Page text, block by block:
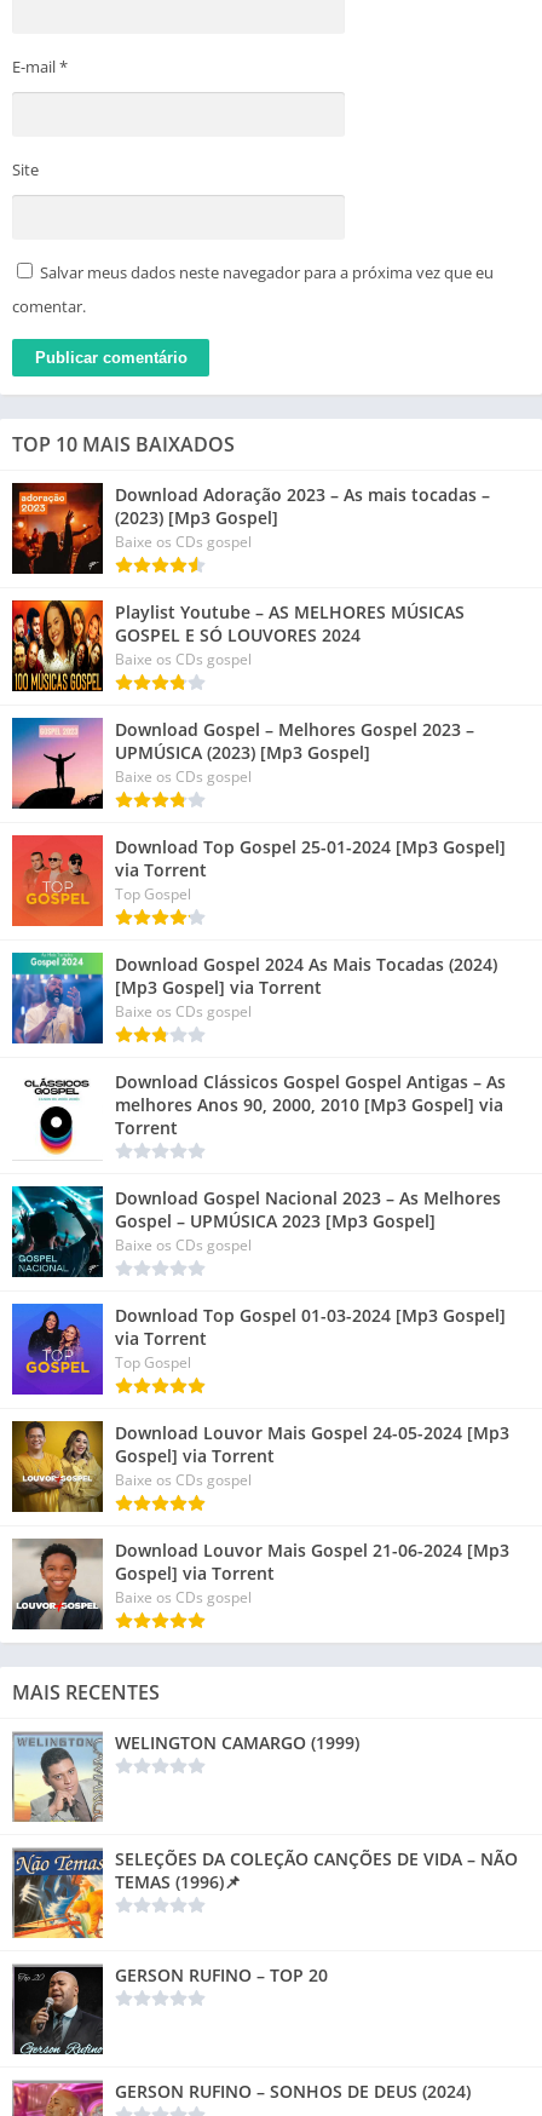
E-mail*
Site
Salvar meus dados neste navegador para a próxima vez que eu
comentar.
TOP 10 MAIS BAIXADOS
Download Adoração 2023 – As mais tocadas –
(2023) [Mp3 Gospel]
Baixe os CDs gospel
Playlist Youtube – AS MELHORES MÚSICAS
GOSPEL E SÓ LOUVORES 2024
Baixe os CDs gospel
Download Gospel – Melhores Gospel 2023 –
UPMÚSICA (2023) [Mp3 Gospel]
Baixe os CDs gospel
Download Top Gospel 25-01-2024 [Mp3 Gospel]
via Torrent
Top Gospel
Download Gospel 2024 As Mais Tocadas (2024)
[Mp3 Gospel] via Torrent
Baixe os CDs gospel
Download Clássicos Gospel Gospel Antigas – As
melhores Anos 90, 2000, 2010 [Mp3 Gospel] via
Torrent
Download Gospel Nacional 2023 – As Melhores
Gospel – UPMÚSICA 2023 [Mp3 Gospel]
Baixe os CDs gospel
Download Top Gospel 01-03-2024 [Mp3 Gospel]
via Torrent
Top Gospel
Download Louvor Mais Gospel 24-05-2024 [Mp3
Gospel] via Torrent
Baixe os CDs gospel
Download Louvor Mais Gospel 21-06-2024 [Mp3
Gospel] via Torrent
Baixe os CDs gospel
MAIS RECENTES
WELINGTON CAMARGO (1999)
SELEÇÕES DA COLEÇÃO CANÇÕES DE VIDA – NÃO
TEMAS (1996)📌
GERSON RUFINO – TOP 20
GERSON RUFINO – SONHOS DE DEUS (2024)